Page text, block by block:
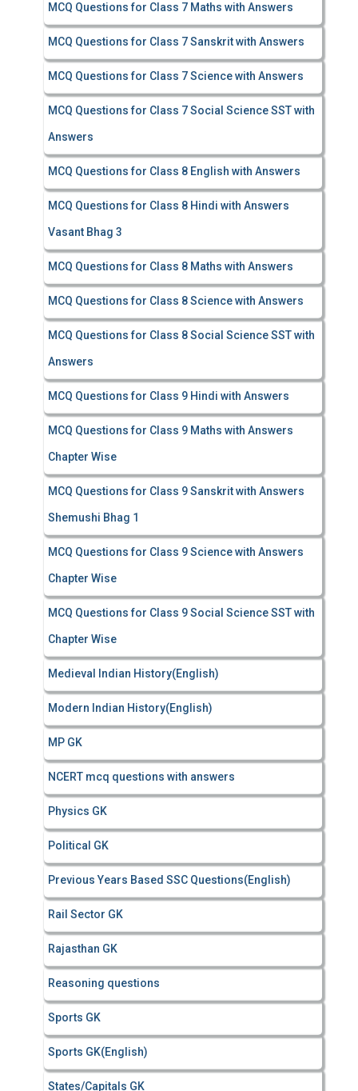
MCQ Questions for Class 7 Maths with Answers
MCQ Questions for Class 7 Sanskrit with Answers
MCQ Questions for Class 7 Science with Answers
MCQ Questions for Class 7 Social Science SST with
Answers
MCQ Questions for Class 8 English with Answers
MCQ Questions for Class 8 Hindi with Answers
Vasant Bhag 3
MCQ Questions for Class 8 Maths with Answers
MCQ Questions for Class 8 Science with Answers
MCQ Questions for Class 8 Social Science SST with
Answers
MCQ Questions for Class 9 Hindi with Answers
MCQ Questions for Class 9 Maths with Answers
Chapter Wise
MCQ Questions for Class 9 Sanskrit with Answers
Shemushi Bhag 1
MCQ Questions for Class 9 Science with Answers
Chapter Wise
MCQ Questions for Class 9 Social Science SST with
Chapter Wise
Medieval Indian History(English)
Modern Indian History(English)
MP GK
NCERT mcq questions with answers
Physics GK
Political GK
Previous Years Based SSC Questions(English)
Rail Sector GK
Rajasthan GK
Reasoning questions
Sports GK
Sports GK(English)
States/Capitals GK